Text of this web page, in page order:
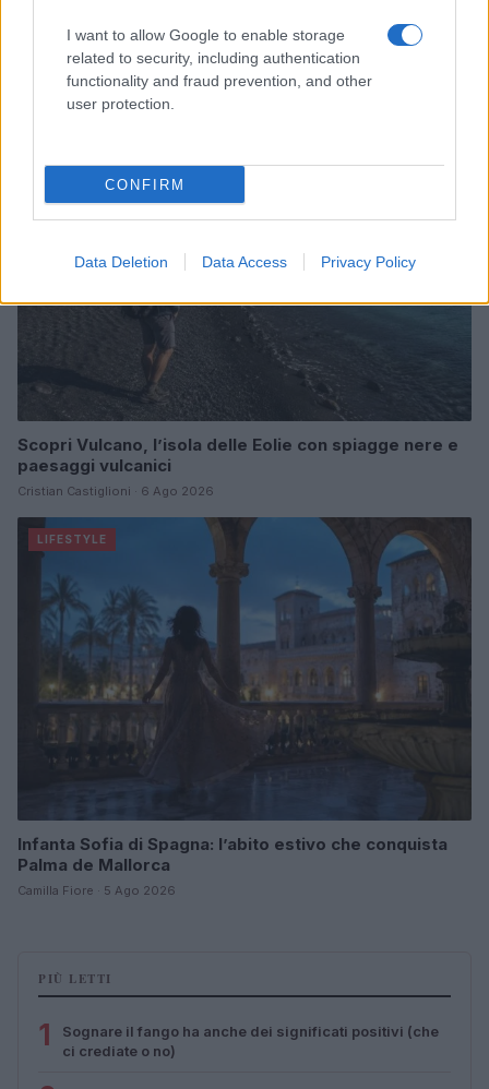
I want to allow Google to enable storage
related to security, including authentication
functionality and fraud prevention, and other
user protection.
CONFIRM
Data Deletion Data Access Privacy Policy
Come abbinare i pantaloni Capri con le kitten heels:
consigli e ispirazioni
Camilla Fiore · 6 Ago 2026
Scopri Vulcano, l’isola delle Eolie con spiagge nere e
paesaggi vulcanici
Cristian Castiglioni · 6 Ago 2026
LIFESTYLE
Infanta Sofia di Spagna: l’abito estivo che conquista
Palma de Mallorca
Camilla Fiore · 5 Ago 2026
PIÙ LETTI
1
Sognare il fango ha anche dei significati positivi (che
ci crediate o no)